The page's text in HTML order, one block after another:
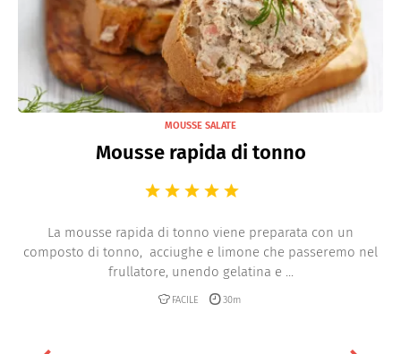
MOUSSE SALATE
Mousse rapida di tonno
La mousse rapida di tonno viene preparata con un
composto di tonno, acciughe e limone che passeremo nel
frullatore, unendo gelatina e ...
FACILE 30m